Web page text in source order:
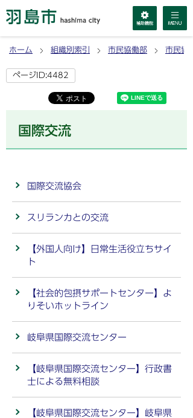
ホーム 組織別索引 市民協働部 市民協
ページID:4482
国際交流
国際交流協会
スリランカとの交流
【外国人向け】日常生活役立ちサイ
ト
【社会的包摂サポートセンター】よ
りそいホットライン
岐阜県国際交流センター
【岐阜県国際交流センター】行政書
士による無料相談
【岐阜県国際交流センター】岐阜県